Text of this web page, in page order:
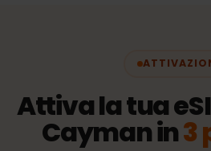
Attiva la tua
Cayman in3